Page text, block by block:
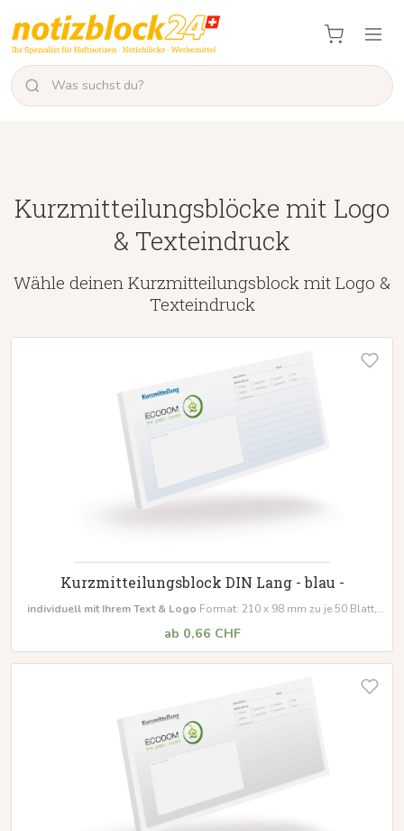
Kurzmitteilungsblöcke mit Logo
& Texteindruck
Wähle deinen Kurzmitteilungsblock mit Logo &
Texteindruck
Kurzmitteilungsblock DIN Lang - blau -
individuell mit Ihrem Text & Logo Format: 210 x 98 mm zu je 50 Blatt,
ab 0,66 CHF